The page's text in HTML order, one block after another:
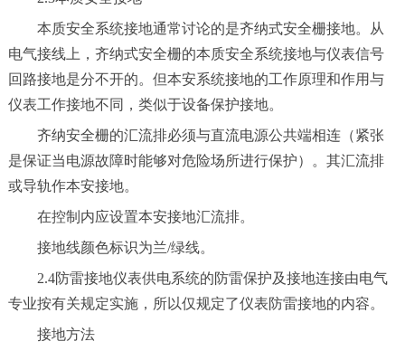
本质安全系统接地通常讨论的是齐纳式安全栅接地。从
电气接线上，齐纳式安全栅的本质安全系统接地与仪表信号
回路接地是分不开的。但本安系统接地的工作原理和作用与
仪表工作接地不同，类似于设备保护接地。
齐纳安全栅的汇流排必须与直流电源公共端相连（紧张
是保证当电源故障时能够对危险场所进行保护）。其汇流排
或导轨作本安接地。
在控制内应设置本安接地汇流排。
接地线颜色标识为兰/绿线。
2.4防雷接地仪表供电系统的防雷保护及接地连接由电气
专业按有关规定实施，所以仅规定了仪表防雷接地的内容。
接地方法